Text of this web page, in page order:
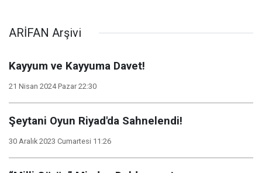
ARİFAN Arşivi
Kayyum ve Kayyuma Davet!
21 Nisan 2024 Pazar 22:30
Şeytani Oyun Riyad'da Sahnelendi!
30 Aralık 2023 Cumartesi 11:26